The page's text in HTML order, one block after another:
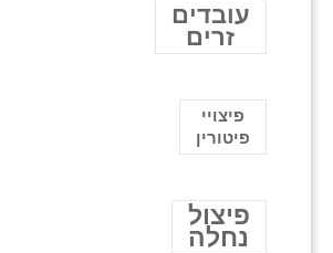
עובדים
זרים
פיצויי
פיטורין
פיצול
נחלה